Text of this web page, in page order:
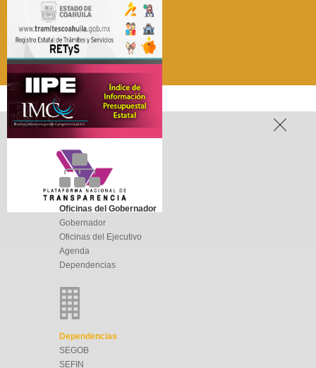
Oficinas del Gobernador
Gobernador
Oficinas del Ejecutivo
Agenda
Dependencias
Dependencias
SEGOB
SEFIN